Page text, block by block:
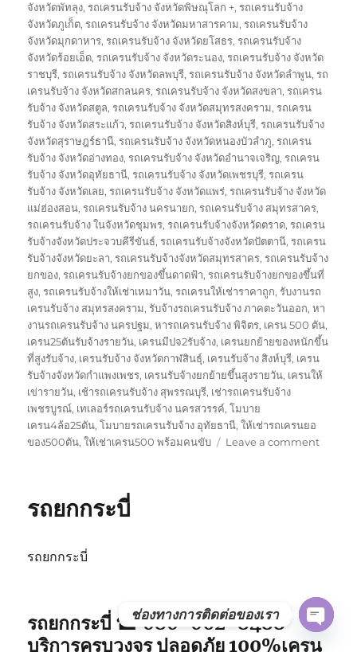
จังหวัดพัทลุง,รถเครนรับจ้าง จังหวัดพิษณุโลก +,รถเครนรับจ้าง
จังหวัดภูเก็ต,รถเครนรับจ้าง จังหวัดมหาสารคาม,รถเครนรับจ้าง
จังหวัดมุกดาหาร,รถเครนรับจ้าง จังหวัดยโสธร,รถเครนรับจ้าง
จังหวัดร้อยเอ็ด,รถเครนรับจ้าง จังหวัดระนอง,รถเครนรับจ้าง จังหวัด
ราชบุรี,รถเครนรับจ้าง จังหวัดลพบุรี,รถเครนรับจ้าง จังหวัดลำพูน,รถ
เครนรับจ้าง จังหวัดสกลนคร,รถเครนรับจ้าง จังหวัดสงขลา,รถเครน
รับจ้าง จังหวัดสตูล,รถเครนรับจ้าง จังหวัดสมุทรสงคราม,รถเครน
รับจ้าง จังหวัดสระแก้ว,รถเครนรับจ้าง จังหวัดสิงห์บุรี,รถเครนรับจ้าง
จังหวัดสุราษฎร์ธานี,รถเครนรับจ้าง จังหวัดหนองบัวลำภู,รถเครน
รับจ้าง จังหวัดอ่างทอง,รถเครนรับจ้าง จังหวัดอำนาจเจริญ,รถเครน
รับจ้าง จังหวัดอุทัยธานี,รถเครนรับจ้าง จังหวัดเพชรบุรี,รถเครน
รับจ้าง จังหวัดเลย,รถเครนรับจ้าง จังหวัดแพร่,รถเครนรับจ้าง จังหวัด
แม่ฮ่องสอน,รถเครนรับจ้าง นครนายก,รถเครนรับจ้าง สมุทรสาคร,
รถเครนรับจ้าง ในจังหวัดชุมพร,รถเครนรับจ้างจังหวัดตราด,รถเครน
รับจ้างจังหวัดประจวบคีรีขันธ์,รถเครนรับจ้างจังหวัดปัตตานี,รถเครน
รับจ้างจังหวัดยะลา,รถเครนรับจ้างจังหวัดสมุทรสาคร,รถเครนรับจ้าง
ยกของ,รถเครนรับจ้างยกของขึ้นดาดฟ้า,รถเครนรับจ้างยกของขึ้นที่
สูง,รถเครนรับจ้างให้เช่าเหมาวัน,รถเครนให้เช่าราคาถูก,รับงานรถ
เครนรับจ้าง สมุทรสงคราม,รับจ้างรถเครนรับจ้าง ภาคตะวันออก,หา
งานรถเครนรับจ้าง นครปฐม,หารถเครนรับจ้าง พิจิตร, เครน 500 ตัน,
เครน25ตันรับจ้างรายวัน, เครนมีปจ2รับจ้าง, เครนยกย้ายของหนักขึ้น
ที่สูงรับจ้าง, เครนรับจ้าง จังหวัดกาฬสินธุ์, เครนรับจ้าง สิงห์บุรี, เครน
รับจ้างจังหวัดกำแพงเพชร, เครนรับจ้างยกย้ายขึ้นสูงรายวัน, เครนให้
เข่ารายวัน, เช้ารถเครนรับจ้าง สุพรรณบุรี, เช่ารถเครนรับจ้าง
เพชรบูรณ์, เทเลอร์รถเครนรับจ้าง นครสวรรค์,โมบาย
เครน4ล้อ25ตัน,โมบายรถเครนรับจ้าง อุทัยธานี,ให้เช่ารถเครนยอ
ของ500ตัน,ให้เช่าเครน500 พร้อมคนขับ Leave a commenton
รถยกกระบี่
รถยกกระบี่
รถยกกระบี่ ☎ 080-062-8488
บริการครบวงจร ปลอดภัย 100%เครน
ช่องทางการติดต่อของเรา
OPEN